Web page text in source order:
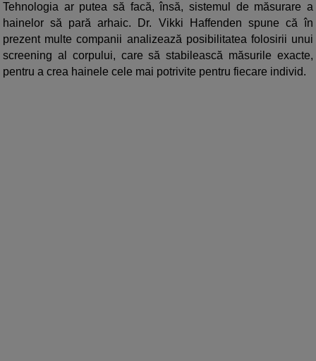
Tehnologia ar putea să facă, însă, sistemul de măsurare a
hainelor să pară arhaic. Dr. Vikki Haffenden spune că în
prezent multe companii analizează posibilitatea folosirii unui
screening al corpului, care să stabilească măsurile exacte,
pentru a crea hainele cele mai potrivite pentru fiecare individ.